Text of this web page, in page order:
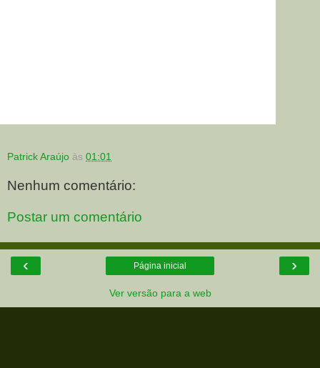
Patrick Araújo às 01:01
Nenhum comentário:
Postar um comentário
‹ ›
Página inicial
Ver versão para a web